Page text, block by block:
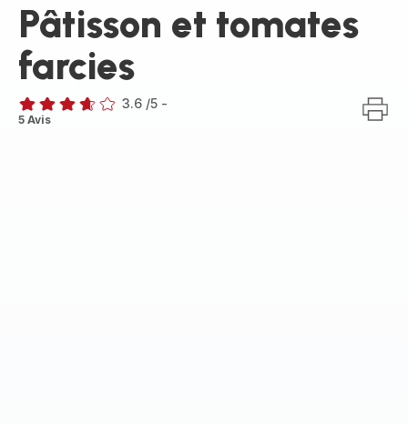
Pâtisson et tomates
farcies
ratings.3.6
3.6 /5 -
5 Avis